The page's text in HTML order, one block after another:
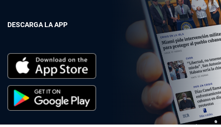
DESCARGA LA APP